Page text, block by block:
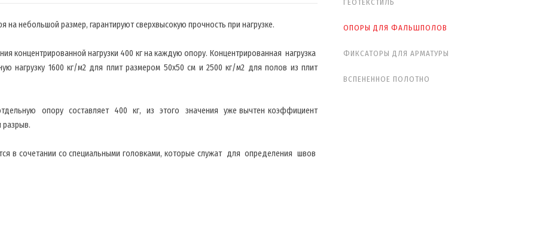
небольшой размер, гарантируют сверхвысокую прочность при нагрузке.
концентрированной нагрузки 400 кг на каждую опору. Концентрированная нагрузка
нагрузку 1600 кг/м2 для плит размером 50х50 см и 2500 кг/м2 для полов из плит
опору составляет 400 кг, из этого значения уже вычтен коэффициент
разрыв.
в сочетании со специальными головками, которые служат для определения швов
ГЕОТЕКСТИЛЬ
ОПОРЫ ДЛЯ ФАЛЬШПОЛОВ
ФИКСАТОРЫ ДЛЯ АРМАТУРЫ
ВСПЕНЕННОЕ ПОЛОТНО